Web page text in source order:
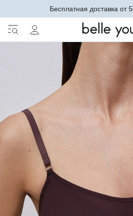
Бесплатная доставка от